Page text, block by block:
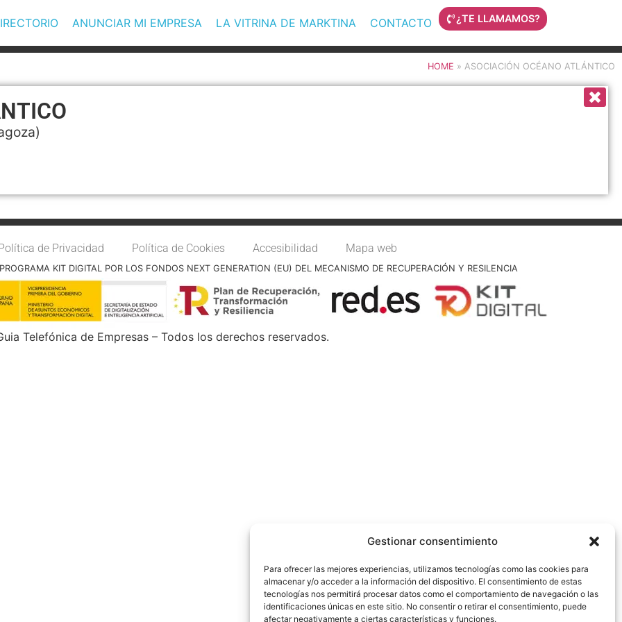
Gestionar consentimiento
Para ofrecer las mejores experiencias, utilizamos tecnologías como las cookies para
almacenar y/o acceder a la información del dispositivo. El consentimiento de estas
tecnologías nos permitirá procesar datos como el comportamiento de navegación o las
identificaciones únicas en este sitio. No consentir o retirar el consentimiento, puede
afectar negativamente a ciertas características y funciones.
ANUNCIAR MI EMPRESA LA VITRINA DE MARKTINA CONTACTO ¿TE LLAMAMOS?
HOME » ASOCIACIÓN OCÉANO ATLÁNTICO
de Privacidad Política de Cookies Accesibilidad Mapa web
KIT DIGITAL POR LOS FONDOS NEXT GENERATION (EU) DEL MECANISMO DE RECUPERACIÓN Y RESILENCIA
Telefónica de Empresas – Todos los derechos reservados.